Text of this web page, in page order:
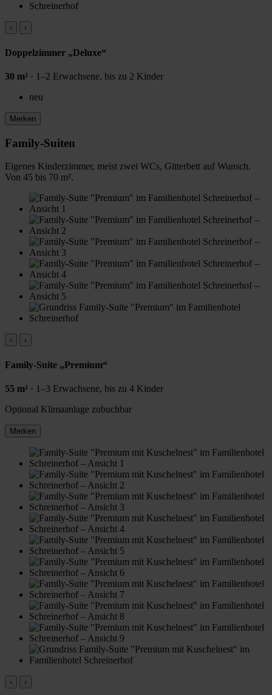
‹ ›
Doppelzimmer „Deluxe“
30 m² · 1–2 Erwachsene, bis zu 2 Kinder
neu
Merken
Family-Suiten
Eigenes Kinderzimmer, meist zwei WCs, Gitterbett auf Wunsch.
Von 45 bis 70 m².
‹ ›
Family-Suite „Premium“
55 m² · 1–3 Erwachsene, bis zu 4 Kinder
Optional Klimaanlage zubuchbar
Merken
‹ ›